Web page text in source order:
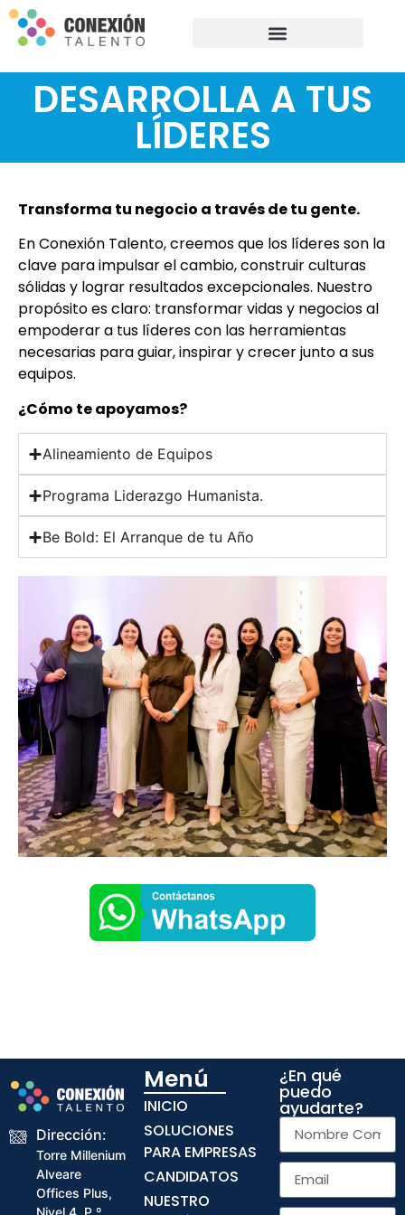
DESARROLLA A TUS
LÍDERES
Transforma tu negocio a través de tu gente.
En Conexión Talento, creemos que los líderes son la
clave para impulsar el cambio, construir culturas
sólidas y lograr resultados excepcionales. Nuestro
propósito es claro: transformar vidas y negocios al
empoderar a tus líderes con las herramientas
necesarias para guiar, inspirar y crecer junto a sus
equipos.
¿Cómo te apoyamos?
Alineamiento de Equipos
Programa Liderazgo Humanista.
Be Bold: El Arranque de tu Año
Dirección:
Torre Millenium
Alveare
Offices Plus,
Menú
INICIO
SOLUCIONES
PARA EMPRESAS
CANDIDATOS
NUESTRO
¿En qué
puedo
ayudarte?